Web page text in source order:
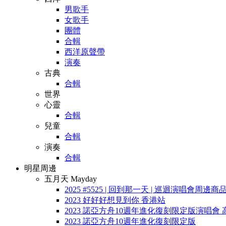
男歌手
女歌手
團體
合輯
西洋原聲帶
演奏
古典
合輯
世界
心靈
合輯
兒童
合輯
演奏
合輯
明星周邊
五月天 Mayday
2025 #5525 | 回到那一天 | 巡迴演唱會周邊商品
2023 好好好想見到你 香港站
2023 諾亞方舟10週年進化復刻限定版演唱會
2023 諾亞方舟10週年進化復刻限定版